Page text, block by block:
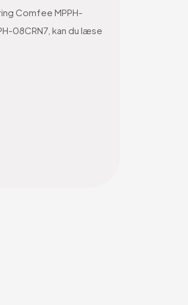
Comfee MPPH-
08CRN7, kan du læse